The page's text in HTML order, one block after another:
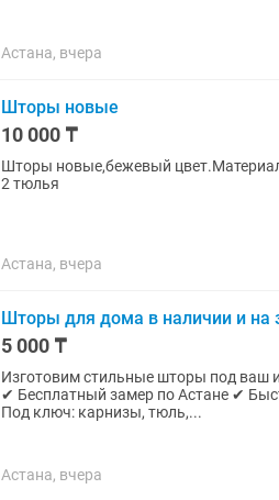
Астана, вчера
Шторы новые
10 000 ₸
Шторы новые,бежевый
2 тюлья
Астана, вчера
Шторы для дома в наличии и на
5 000 ₸
Изготовим стильные шторы под ваш интерьер в
✔ Бесплатный замер по Астане ✔
Под ключ: карнизы, тюль,...
Астана, вчера